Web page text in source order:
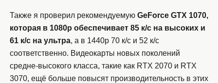
Также я проверил рекомендуемую GeForce GTX 1070,
которая в 1080p обеспечивает 85 к/с на высоких и
61 к/с на ультра, а в 1440p 70 к/с и 52 к/с
соответственно. Видеокарты новых поколений
средне-высокого класса, такие как RTX 2070 и RTX
3070, ещё больше повысят производительность в этих